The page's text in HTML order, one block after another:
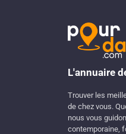
L'annuaire
Trouver les
de chez vous.
nous vous
contemporaine,